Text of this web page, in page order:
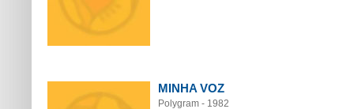
MINHA VOZ
Polygram - 1982